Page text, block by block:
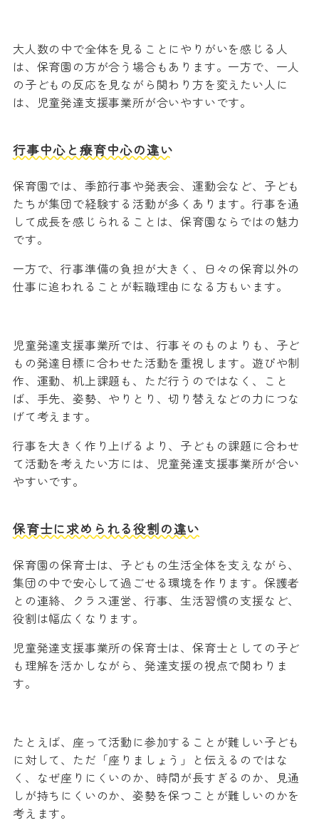
大人数の中で全体を見ることにやりがいを感じる人
は、保育園の方が合う場合もあります。一方で、一人
の子どもの反応を見ながら関わり方を変えたい人に
は、児童発達支援事業所が合いやすいです。
行事中心と療育中心の違い
保育園では、季節行事や発表会、運動会など、子ども
たちが集団で経験する活動が多くあります。行事を通
して成長を感じられることは、保育園ならではの魅力
です。
一方で、行事準備の負担が大きく、日々の保育以外の
仕事に追われることが転職理由になる方もいます。
児童発達支援事業所では、行事そのものよりも、子ど
もの発達目標に合わせた活動を重視します。遊びや制
作、運動、机上課題も、ただ行うのではなく、こと
ば、手先、姿勢、やりとり、切り替えなどの力につな
げて考えます。
行事を大きく作り上げるより、子どもの課題に合わせ
て活動を考えたい方には、児童発達支援事業所が合い
やすいです。
保育士に求められる役割の違い
保育園の保育士は、子どもの生活全体を支えながら、
集団の中で安心して過ごせる環境を作ります。保護者
との連絡、クラス運営、行事、生活習慣の支援など、
役割は幅広くなります。
児童発達支援事業所の保育士は、保育士としての子ど
も理解を活かしながら、発達支援の視点で関わりま
す。
たとえば、座って活動に参加することが難しい子ども
に対して、ただ「座りましょう」と伝えるのではな
く、なぜ座りにくいのか、時間が長すぎるのか、見通
しが持ちにくいのか、姿勢を保つことが難しいのかを
考えます。